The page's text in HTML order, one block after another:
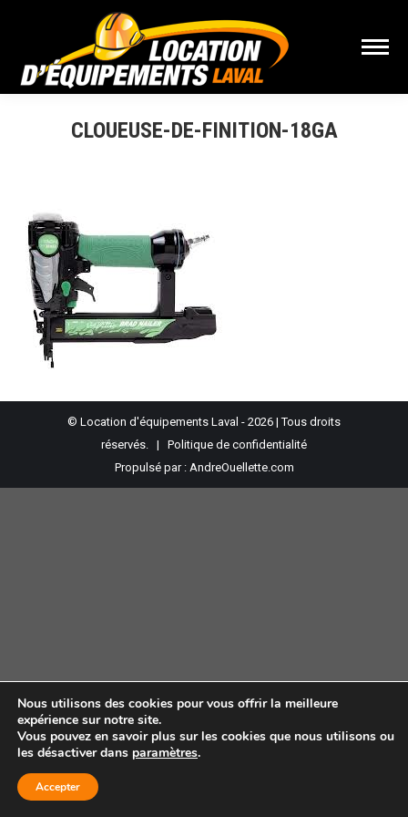
CLOUEUSE-DE-FINITION-18GA
© Location d'équipements Laval - 2026 | Tous droits
réservés. | Politique de confidentialité
Propulsé par : AndreOuellette.com
Nous utilisons des cookies pour vous offrir la meilleure
expérience sur notre site.
Vous pouvez en savoir plus sur les cookies que nous utilisons ou
les désactiver dans paramètres.
Accepter